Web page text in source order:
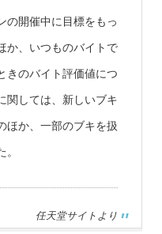
の開催中に目標をもっ
か、いつものバイトで
きのバイト評価値につ
関しては、新しいブキ
ほか、一部のブキを扱
任天堂サイトより